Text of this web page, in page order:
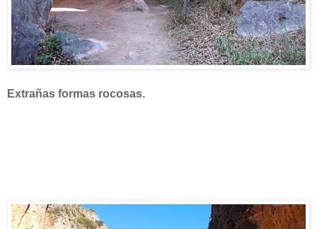
Extrañas formas rocosas.